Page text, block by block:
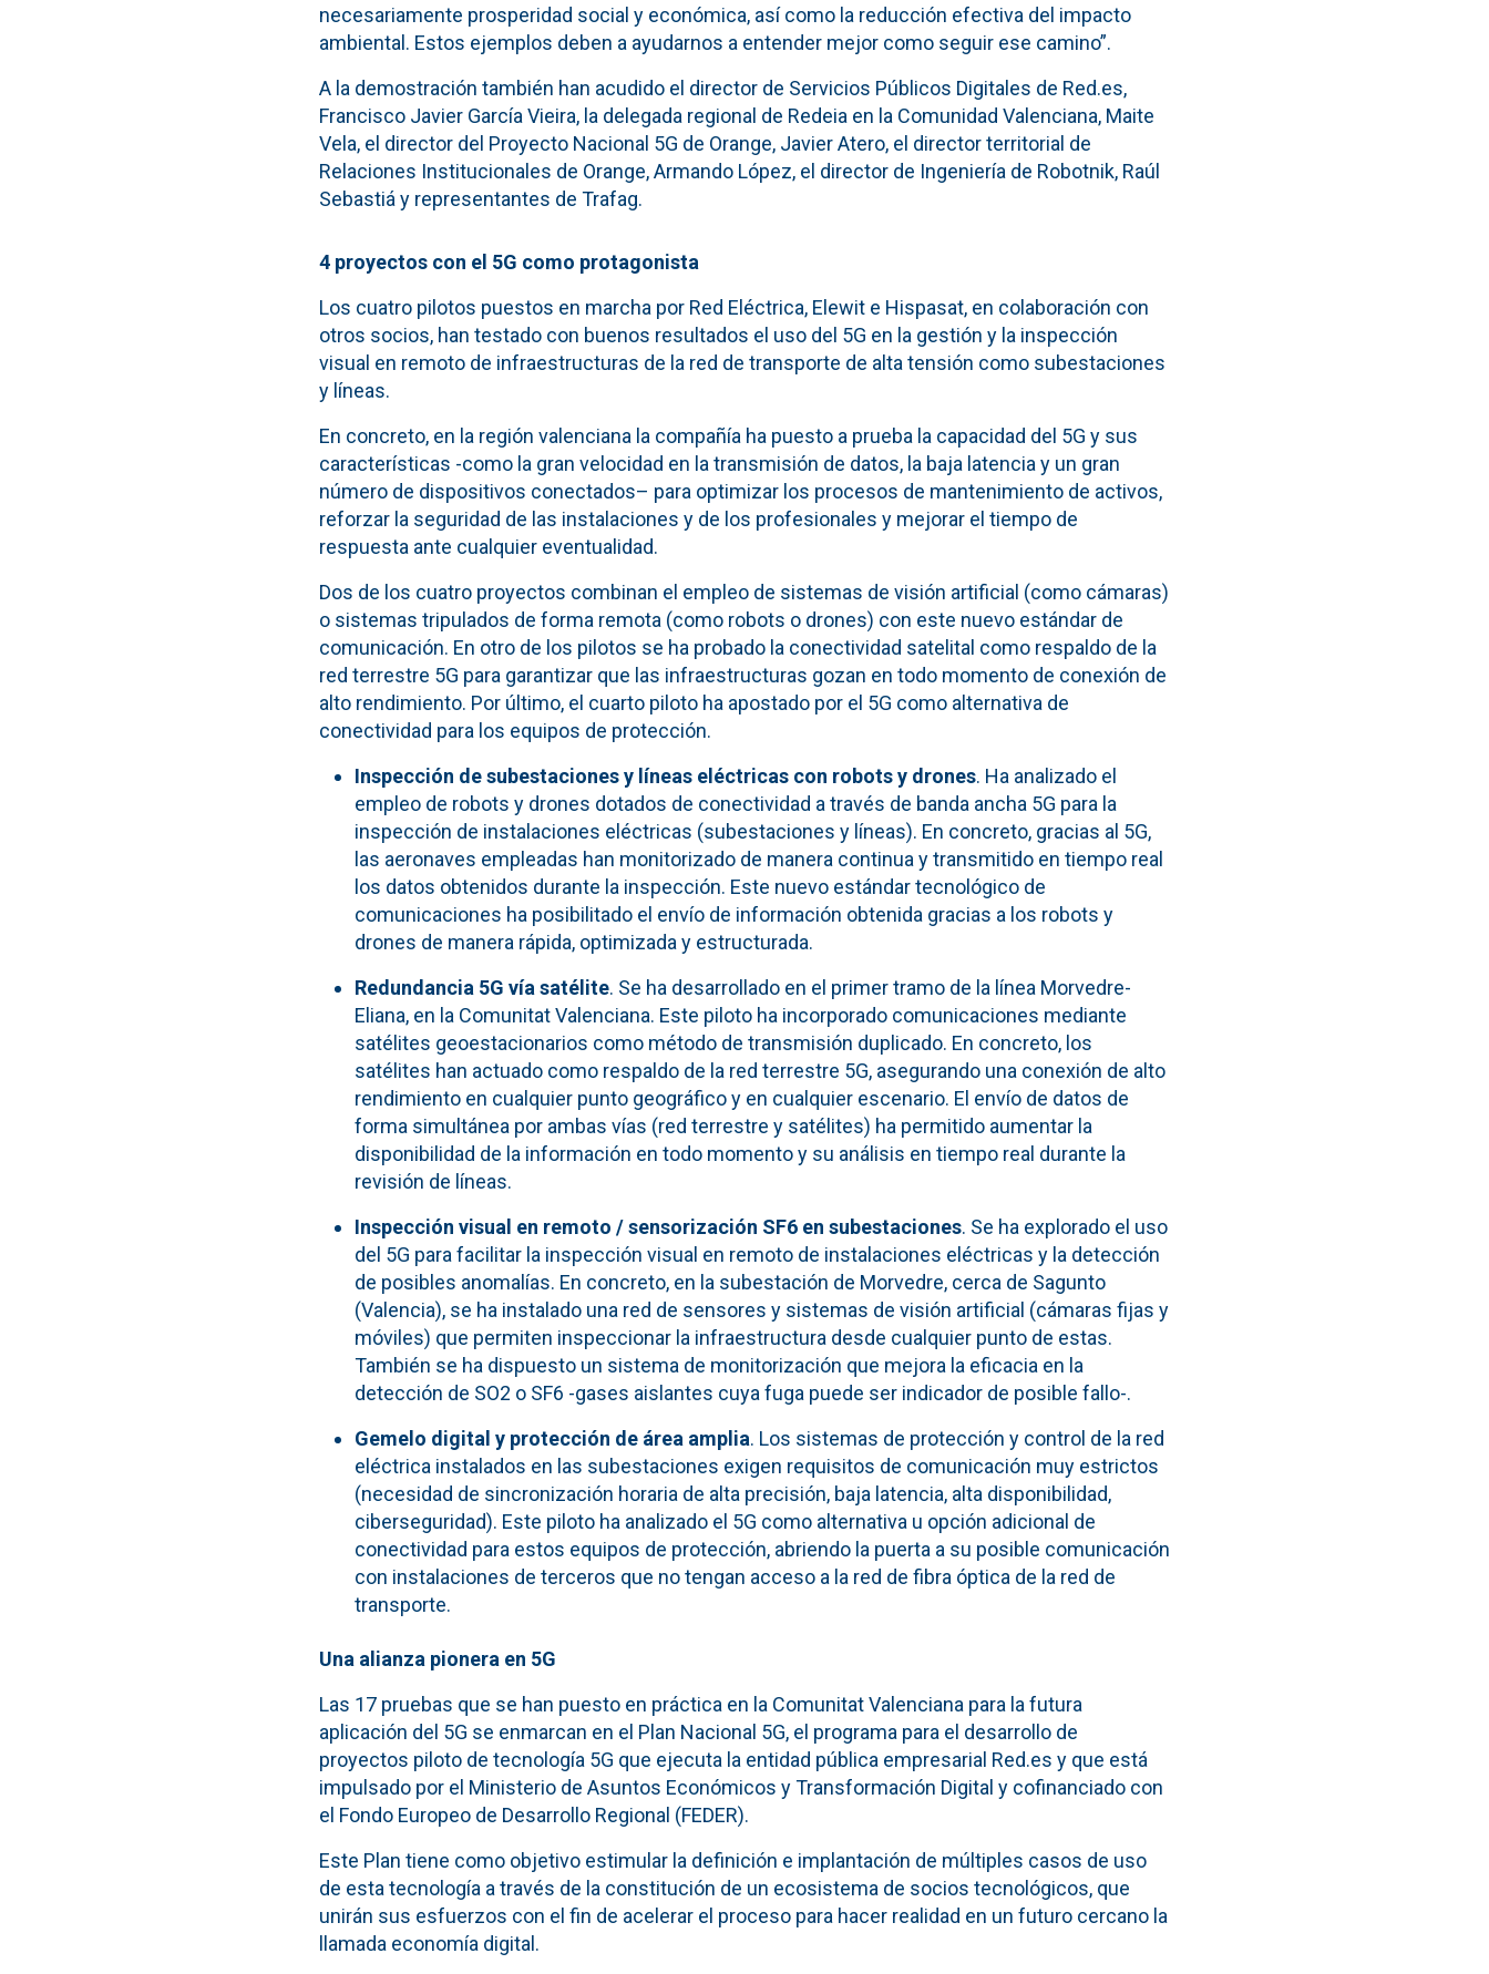
necesariamente prosperidad social y económica, así como la reducción efectiva del impacto
ambiental. Estos ejemplos deben a ayudarnos a entender mejor como seguir ese camino”.
A la demostración también han acudido el director de Servicios Públicos Digitales de Red.es,
Francisco Javier García Vieira, la delegada regional de Redeia en la Comunidad Valenciana, Maite
Vela, el director del Proyecto Nacional 5G de Orange, Javier Atero, el director territorial de
Relaciones Institucionales de Orange, Armando López, el director de Ingeniería de Robotnik, Raúl
Sebastiá y representantes de Trafag.
4 proyectos con el 5G como protagonista
Los cuatro pilotos puestos en marcha por Red Eléctrica, Elewit e Hispasat, en colaboración con
otros socios, han testado con buenos resultados el uso del 5G en la gestión y la inspección
visual en remoto de infraestructuras de la red de transporte de alta tensión como subestaciones
y líneas.
En concreto, en la región valenciana la compañía ha puesto a prueba la capacidad del 5G y sus
características -como la gran velocidad en la transmisión de datos, la baja latencia y un gran
número de dispositivos conectados– para optimizar los procesos de mantenimiento de activos,
reforzar la seguridad de las instalaciones y de los profesionales y mejorar el tiempo de
respuesta ante cualquier eventualidad.
Dos de los cuatro proyectos combinan el empleo de sistemas de visión artificial (como cámaras)
o sistemas tripulados de forma remota (como robots o drones) con este nuevo estándar de
comunicación. En otro de los pilotos se ha probado la conectividad satelital como respaldo de la
red terrestre 5G para garantizar que las infraestructuras gozan en todo momento de conexión de
alto rendimiento. Por último, el cuarto piloto ha apostado por el 5G como alternativa de
conectividad para los equipos de protección.
Inspección de subestaciones y líneas eléctricas con robots y drones. Ha analizado el
empleo de robots y drones dotados de conectividad a través de banda ancha 5G para la
inspección de instalaciones eléctricas (subestaciones y líneas). En concreto, gracias al 5G,
las aeronaves empleadas han monitorizado de manera continua y transmitido en tiempo real
los datos obtenidos durante la inspección. Este nuevo estándar tecnológico de
comunicaciones ha posibilitado el envío de información obtenida gracias a los robots y
drones de manera rápida, optimizada y estructurada.
Redundancia 5G vía satélite. Se ha desarrollado en el primer tramo de la línea Morvedre-
Eliana, en la Comunitat Valenciana. Este piloto ha incorporado comunicaciones mediante
satélites geoestacionarios como método de transmisión duplicado. En concreto, los
satélites han actuado como respaldo de la red terrestre 5G, asegurando una conexión de alto
rendimiento en cualquier punto geográfico y en cualquier escenario. El envío de datos de
forma simultánea por ambas vías (red terrestre y satélites) ha permitido aumentar la
disponibilidad de la información en todo momento y su análisis en tiempo real durante la
revisión de líneas.
Inspección visual en remoto / sensorización SF6 en subestaciones. Se ha explorado el uso
del 5G para facilitar la inspección visual en remoto de instalaciones eléctricas y la detección
de posibles anomalías. En concreto, en la subestación de Morvedre, cerca de Sagunto
(Valencia), se ha instalado una red de sensores y sistemas de visión artificial (cámaras fijas y
móviles) que permiten inspeccionar la infraestructura desde cualquier punto de estas.
También se ha dispuesto un sistema de monitorización que mejora la eficacia en la
detección de SO2 o SF6 -gases aislantes cuya fuga puede ser indicador de posible fallo-.
Gemelo digital y protección de área amplia. Los sistemas de protección y control de la red
eléctrica instalados en las subestaciones exigen requisitos de comunicación muy estrictos
(necesidad de sincronización horaria de alta precisión, baja latencia, alta disponibilidad,
ciberseguridad). Este piloto ha analizado el 5G como alternativa u opción adicional de
conectividad para estos equipos de protección, abriendo la puerta a su posible comunicación
con instalaciones de terceros que no tengan acceso a la red de fibra óptica de la red de
transporte.
Una alianza pionera en 5G
Las 17 pruebas que se han puesto en práctica en la Comunitat Valenciana para la futura
aplicación del 5G se enmarcan en el Plan Nacional 5G, el programa para el desarrollo de
proyectos piloto de tecnología 5G que ejecuta la entidad pública empresarial Red.es y que está
impulsado por el Ministerio de Asuntos Económicos y Transformación Digital y cofinanciado con
el Fondo Europeo de Desarrollo Regional (FEDER).
Este Plan tiene como objetivo estimular la definición e implantación de múltiples casos de uso
de esta tecnología a través de la constitución de un ecosistema de socios tecnológicos, que
unirán sus esfuerzos con el fin de acelerar el proceso para hacer realidad en un futuro cercano la
llamada economía digital.